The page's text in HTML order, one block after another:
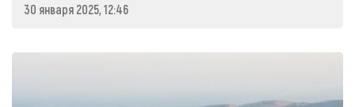
30 января 2025, 12:46